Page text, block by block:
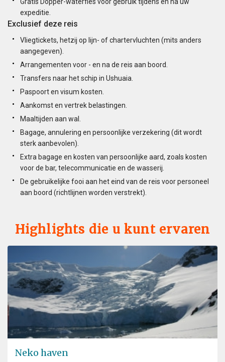
expeditie.
Exclusief deze reis
Vliegtickets, hetzij op lijn- of chartervluchten (mits anders
aangegeven).
Arrangementen voor - en na de reis aan boord.
Transfers naar het schip in Ushuaia.
Paspoort en visum kosten.
Aankomst en vertrek belastingen.
Maaltijden aan wal.
Bagage, annulering en persoonlijke verzekering (dit wordt
sterk aanbevolen).
Extra bagage en kosten van persoonlijke aard, zoals kosten
voor de bar, telecommunicatie en de wasserij.
De gebruikelijke fooi aan het eind van de reis voor personeel
aan boord (richtlijnen worden verstrekt).
Highlights die u kunt ervaren
Neko haven